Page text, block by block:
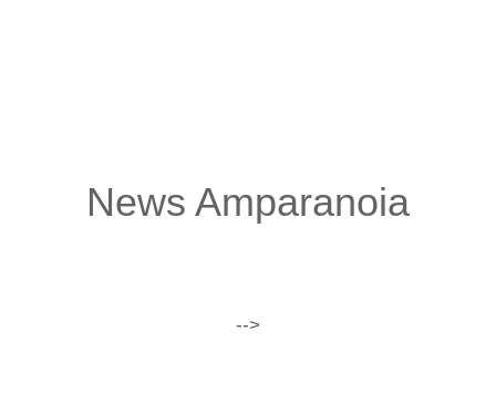
News Amparanoia
-->